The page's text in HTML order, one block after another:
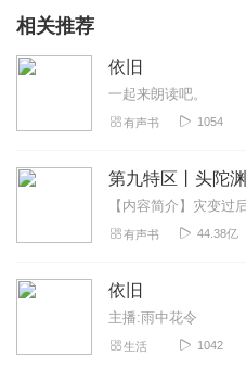
相关推荐
依旧
一起来朗读吧。
有声书 1054
有声书 44.38亿
依旧
主播:雨中花令
生活 1042